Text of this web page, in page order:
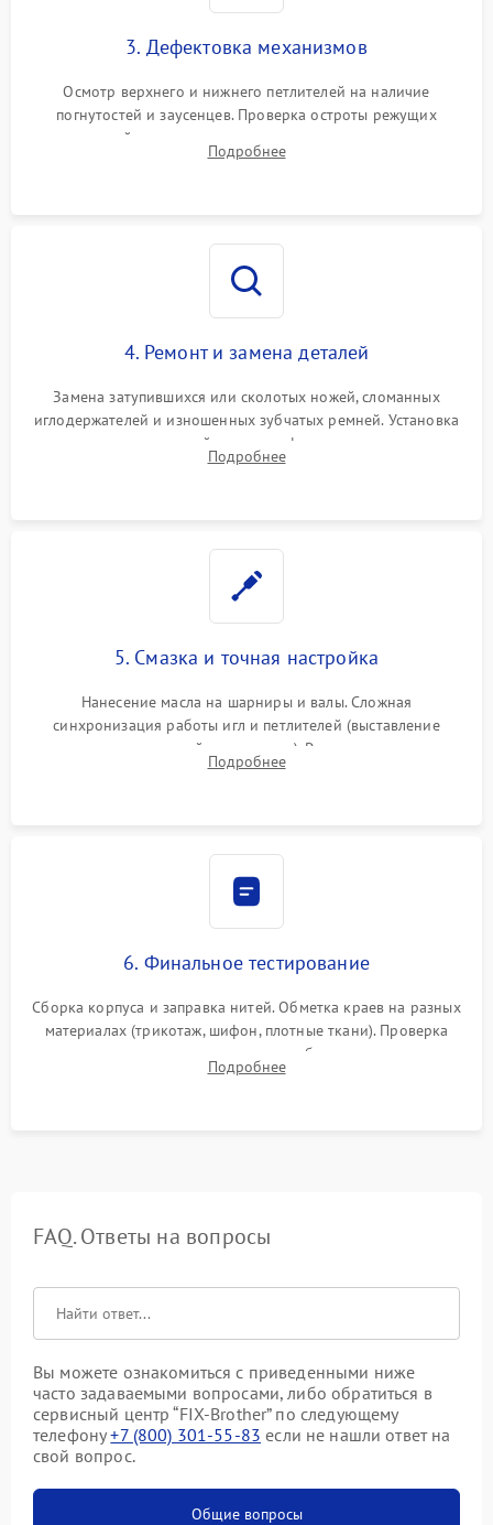
3. Дефектовка механизмов
Осмотр верхнего и нижнего петлителей на наличие
погнутостей и заусенцев. Проверка остроты режущих
кромок ножей, состояния приводного ремня, электромотора
и механизма дифференциальной подачи ткани.
Подробнее
4. Ремонт и замена деталей
Замена затупившихся или сколотых ножей, сломанных
иглодержателей и изношенных зубчатых ремней. Установка
новых петлителей взамен деформированных.
Восстановление контактов в педали и цепях
Подробнее
5. Смазка и точная настройка
Нанесение масла на шарниры и валы. Сложная
синхронизация работы игл и петлителей (выставление
зазоров до сотых долей миллиметра). Регулировка прижима
ножей, ширины обметки и хода дифференциального
Подробнее
6. Финальное тестирование
Сборка корпуса и заправка нитей. Обметка краев на разных
материалах (трикотаж, шифон, плотные ткани). Проверка
ровности среза, эластичности шва, работы ролевого шва и
отсутствия стягивания или волнистости ткани.
Подробнее
FAQ. Ответы на вопросы
Вы можете ознакомиться с приведенными ниже
часто задаваемыми вопросами, либо обратиться в
сервисный центр “FIX-Brother” по следующему
телефону+7 (800) 301-55-83 если не нашли ответ на
свой вопрос.
Общие вопросы